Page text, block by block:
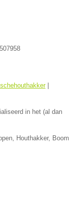
|
in het (al dan
Houthakker, Boom